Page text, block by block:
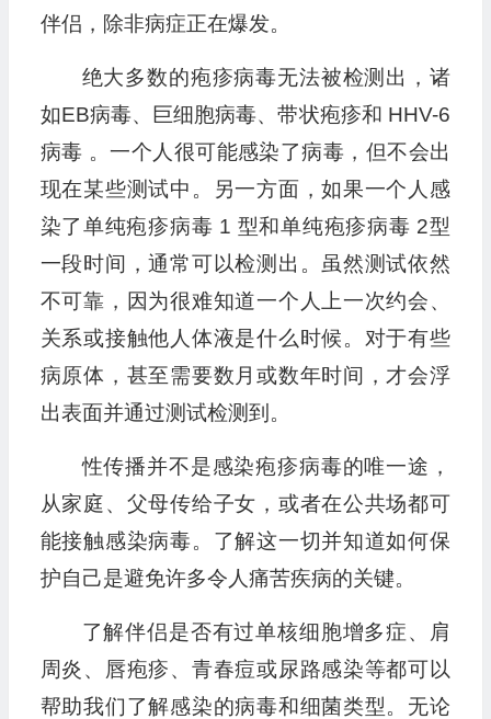
伴侣，除非病症正在爆发。
绝大多数的疱疹病毒无法被检测出，诸
如EB病毒、巨细胞病毒、带状疱疹和 HHV-6
病毒 。一个人很可能感染了病毒，但不会出
现在某些测试中。另一方面，如果一个人感
染了单纯疱疹病毒 1 型和单纯疱疹病毒 2型
一段时间，通常可以检测出。虽然测试依然
不可靠，因为很难知道一个人上一次约会、
关系或接触他人体液是什么时候。对于有些
病原体，甚至需要数月或数年时间，才会浮
出表面并通过测试检测到。
性传播并不是感染疱疹病毒的唯一途，
从家庭、父母传给子女，或者在公共场都可
能接触感染病毒。了解这一切并知道如何保
护自己是避免许多令人痛苦疾病的关键。
了解伴侣是否有过单核细胞增多症、肩
周炎、唇疱疹、青春痘或尿路感染等都可以
帮助我们了解感染的病毒和细菌类型。无论